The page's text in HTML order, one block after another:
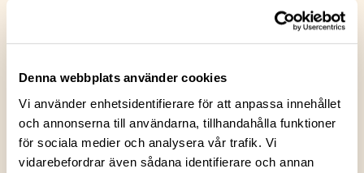
Denna webbplats använder cookies
Vi använder enhetsidentifierare för att anpassa innehållet
och annonserna till användarna, tillhandahålla funktioner
för sociala medier och analysera vår trafik. Vi
vidarebefordrar även sådana identifierare och annan
dig. Mellan ett mjukt och mättande vetebröd lade vi
en smakrik växtbaserad proteinbiff och bifogade en
att fullända din mellanmålsdelikatess. Vegansk.
Passar för veganer.